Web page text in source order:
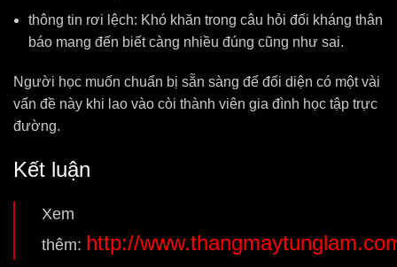
thông tin rơi lệch: Khó khăn trong câu hỏi đối kháng thân
báo mang đến biết càng nhiều đúng cũng như sai.
Người học muốn chuẩn bị sẵn sàng để đối diện có một vài
vấn đề này khi lao vào còi thành viên gia đình học tập trực
đường.
Kết luận
Xem
thêm: http://